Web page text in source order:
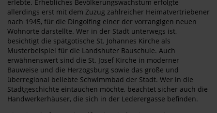
erlebte. Erhebliches Bevölkerungswachstum erfolgte
allerdings erst mit dem Zuzug zahlreicher Heimatvertriebener
nach 1945, für die Dingolfing einer der vorrangigen neuen
Wohnorte darstellte. Wer in der Stadt unterwegs ist,
besichtigt die spätgotische St. Johannes Kirche als
Musterbeispiel für die Landshuter Bauschule. Auch
erwähnenswert sind die St. Josef Kirche in moderner
Bauweise und die Herzogsburg sowie das große und
überregional beliebte Schwimmbad der Stadt. Wer in die
Stadtgeschichte eintauchen möchte, beachtet sicher auch die
Handwerkerhäuser, die sich in der Lederergasse befinden.